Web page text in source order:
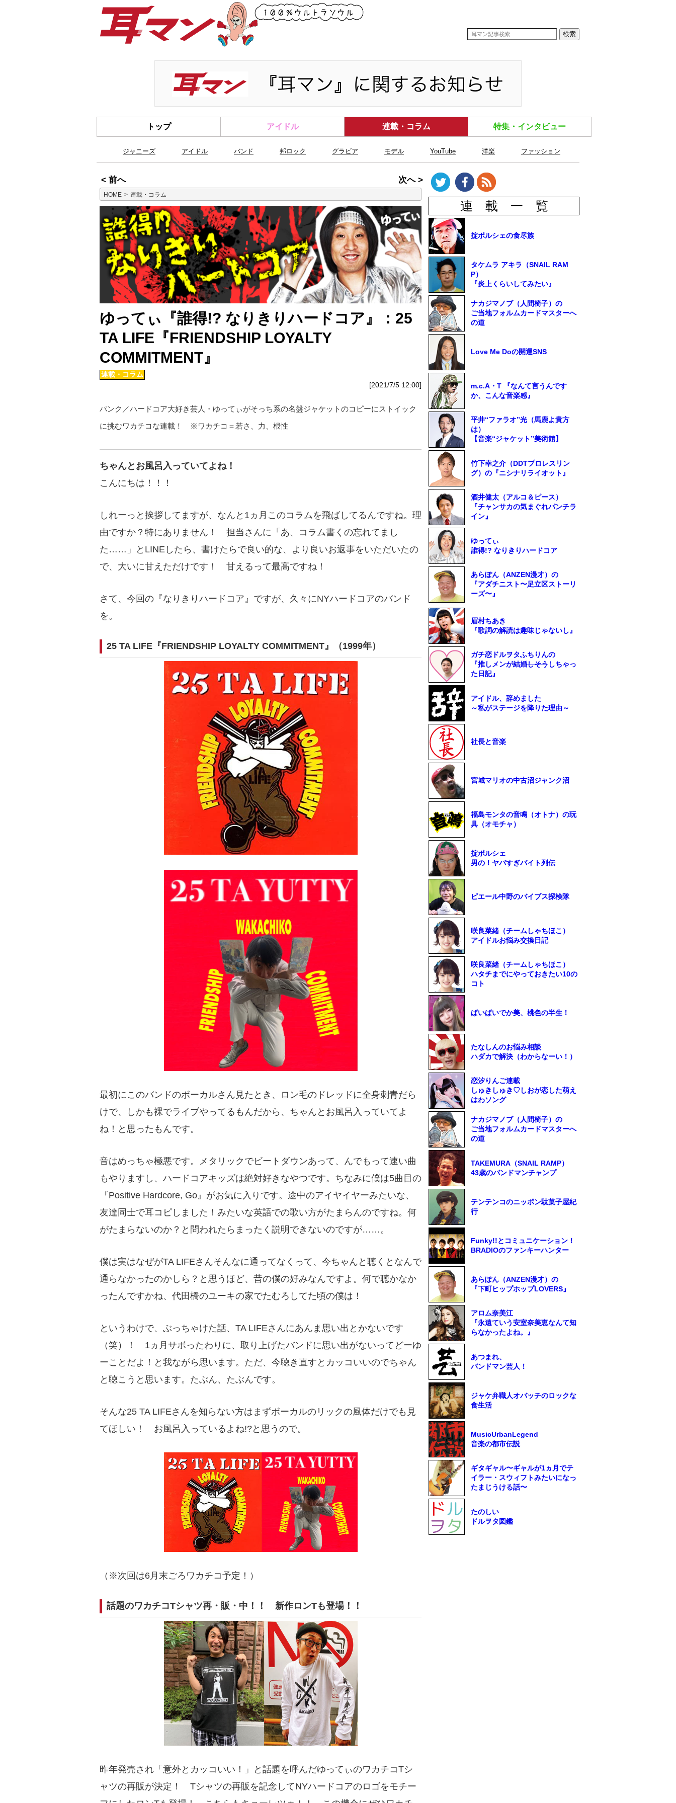
トップ アイドル 連載・コラム 特集・インタビュー
ジャニーズ アイドル バンド 邦ロック グラビア モデル YouTube 洋楽 ファッション
< 前へ 次へ >
HOME 連載・コラム
ゆってぃ『誰得!? なりきりハードコア』：25
TA LIFE『FRIENDSHIP LOYALTY
COMMITMENT』
連載・コラム
[2021/7/5 12:00]
パンク／ハードコア大好き芸人・ゆってぃがそっち系の名盤ジャケットのコピーにストイック
に挑むワカチコな連載！ ※ワカチコ＝若さ、力、根性
ちゃんとお風呂入っていてよね！
こんにちは！！！
しれーっと挨拶してますが、なんと1ヵ月このコラムを飛ばしてるんですね。理
由ですか？特にありません！ 担当さんに「あ、コラム書くの忘れてまし
た……」とLINEしたら、書けたらで良い的な、より良いお返事をいただいたの
で、大いに甘えただけです！ 甘えるって最高ですね！
さて、今回の『なりきりハードコア』ですが、久々にNYハードコアのバンド
を。
25 TA LIFE『FRIENDSHIP LOYALTY COMMITMENT』（1999年）
最初にこのバンドのボーカルさん見たとき、ロン毛のドレッドに全身刺青だら
けで、しかも裸でライブやってるもんだから、ちゃんとお風呂入っていてよ
ね！と思ったもんです。
音はめっちゃ極悪です。メタリックでビートダウンあって、んでもって速い曲
もやりますし、ハードコアキッズは絶対好きなやつです。ちなみに僕は5曲目の
『Positive Hardcore, Go』がお気に入りです。途中のアイヤイヤーみたいな、
友達同士で耳コピしました！みたいな英語での歌い方がたまらんのですね。何
がたまらないのか？と問われたらまったく説明できないのですが……。
僕は実はなぜがTA LIFEさんそんなに通ってなくって、今ちゃんと聴くとなんで
通らなかったのかしら？と思うほど、昔の僕の好みなんですよ。何で聴かなか
ったんですかね、代田橋のユーキの家でたむろしてた頃の僕は！
というわけで、ぶっちゃけた話、TA LIFEさんにあんま思い出とかないです
（笑）！ 1ヵ月サボったわりに、取り上げたバンドに思い出がないってどーゆ
ーことだよ！と我ながら思います。ただ、今聴き直すとカッコいいのでちゃん
と聴こうと思います。たぶん、たぶんです。
そんな25 TA LIFEさんを知らない方はまずボーカルのリックの風体だけでも見
てほしい！ お風呂入っているよね!?と思うので。
（※次回は6月末ごろワカチコ予定！）
話題のワカチコTシャツ再・販・中！！ 新作ロンTも登場！！
昨年発売され「意外とカッコいい！」と話題を呼んだゆってぃのワカチコTシ
ャツの再販が決定！ Tシャツの再販を記念してNYハードコアのロゴをモチー
連 載 一 覧
掟ポルシェの食尽族
タケムラ アキラ（SNAIL RAM
P）
『炎上くらいしてみたい』
ナカジマノブ（人間椅子）の
ご当地フォルムカードマスターへ
の道
Love Me Doの開運SNS
m.c.A・T 『なんて言うんです
か、こんな音楽感』
平井“ファラオ”光（馬鹿よ貴方
は）
【音楽“ジャケット”美術館】
竹下幸之介（DDTプロレスリン
グ）の『ニシナリライオット』
酒井健太（アルコ＆ピース）
『チャンサカの気まぐれパンチラ
イン』
ゆってぃ
誰得!? なりきりハードコア
あらぽん（ANZEN漫才）の
『アダチニスト〜足立区ストーリ
ーズ〜』
眉村ちあき
『歌詞の解読は趣味じゃないし』
ガチ恋ドルヲタふちりんの
『推しメンが結婚しそうしちゃっ
た日記』
アイドル、辞めました
～私がステージを降りた理由～
社長と音楽
宮城マリオの中古沼ジャンク沼
福島モンタの音鳴（オトナ）の玩
具（オモチャ）
掟ポルシェ
男の！ヤバすぎバイト列伝
ピエール中野のバイブス探検隊
咲良菜緒（チームしゃちほこ）
アイドルお悩み交換日記
咲良菜緒（チームしゃちほこ）
ハタチまでにやっておきたい10の
コト
ぱいぱいでか美、桃色の半生！
たなしんのお悩み相談
ハダカで解決（わからなーい！）
恋汐りんご連載
しゅきしゅき♡しおが恋した萌え
はわソング
ナカジマノブ（人間椅子）の
ご当地フォルムカードマスターへ
の道
TAKEMURA（SNAIL RAMP）
43歳のバンドマンチャンプ
テンテンコのニッポン駄菓子屋紀
行
Funky!!とコミュニケーション！
BRADIOのファンキーハンター
あらぽん（ANZEN漫才）の
『下町ヒップホップLOVERS』
アロム奈美江
『永遠ていう安室奈美恵なんて知
らなかったよね。』
あつまれ、
バンドマン芸人！
ジャケ弁職人オバッチのロックな
食生活
MusicUrbanLegend
音楽の都市伝説
ギタギャル〜ギャルが1ヵ月でテ
イラー・スウィフトみたいになっ
たまじうける話〜
たのしい
ドルヲタ図鑑